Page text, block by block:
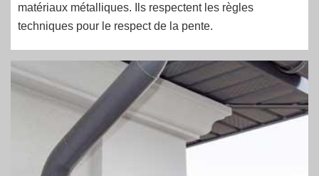
matériaux métalliques. Ils respectent les règles
techniques pour le respect de la pente.